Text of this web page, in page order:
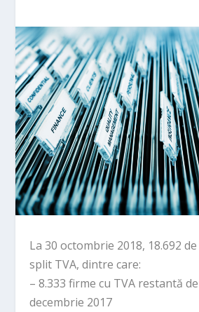
La 30 octombrie 2018, 18.692
split TVA, dintre care:
– 8.333 firme cu TVA restantă
decembrie 2017